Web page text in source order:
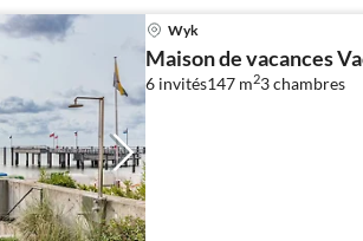
Wyk
Maison de vacances
6 invités147 m23chambres